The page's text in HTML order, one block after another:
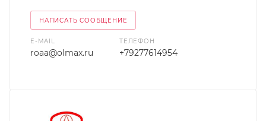
НАПИСАТЬ СООБЩЕНИЕ
E-MAIL
roaa@olmax.ru
ТЕЛЕФОН
+79277614954